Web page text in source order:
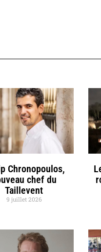
Chronopoulos,
chef du
Taillevent
9 juillet 2026